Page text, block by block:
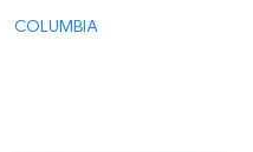
COLUMBIA